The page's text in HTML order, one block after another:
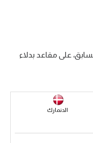
على مقاعد بدلاء
الدنمارك